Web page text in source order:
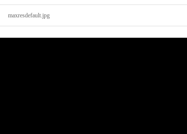
maxresdefault.jpg